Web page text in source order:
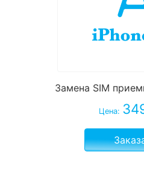
Замена SIM
Цена: